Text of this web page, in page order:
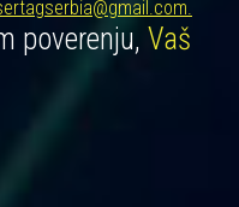
poverenju, Vaš